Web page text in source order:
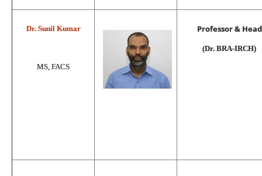
Dr. Sunil Kumar
MS, FACS
Professor & Head
(Dr. BRA-IRCH)